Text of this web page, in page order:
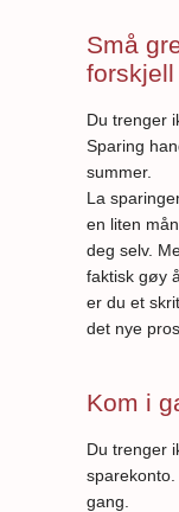
Små
forskjell
Du trenger
Sparing
summer.
La
en liten
deg selv.
faktisk gøy
er du et
det nye
Kom i
Du trenger
gang.